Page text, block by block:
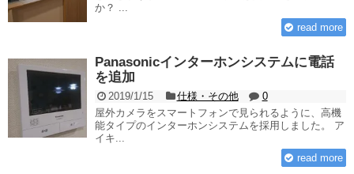
か？ ...
read more
Panasonicインターホンシステムに電話
を追加
2019/1/15 仕様・その他
0
屋外カメラをスマートフォンで見られるように、高機
能タイプのインターホンシステムを採用しました。 ア
イキ...
read more